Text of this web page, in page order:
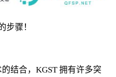
步骤！
结合，KGST 拥有许多突